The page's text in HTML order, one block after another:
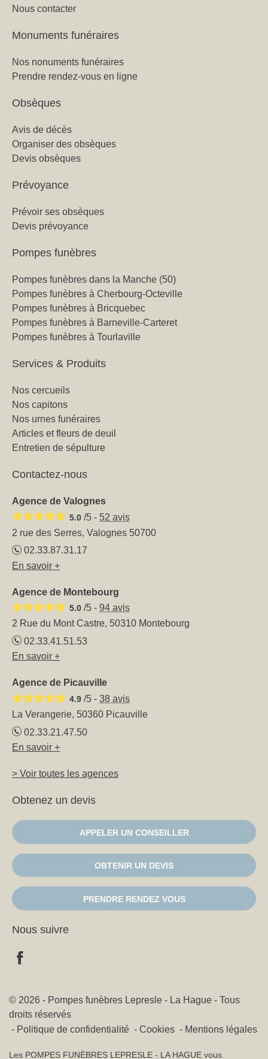
Nous contacter
Monuments funéraires
Nos nonuments funéraires
Prendre rendez-vous en ligne
Obsèques
Avis de décès
Organiser des obsèques
Devis obsèques
Prévoyance
Prévoir ses obsèques
Devis prévoyance
Pompes funèbres
Pompes funèbres dans la Manche (50)
Pompes funèbres à Cherbourg-Octeville
Pompes funèbres à Bricquebec
Pompes funèbres à Barneville-Carteret
Pompes funèbres à Tourlaville
Services & Produits
Nos cercueils
Nos capitons
Nos urnes funéraires
Articles et fleurs de deuil
Entretien de sépulture
Contactez-nous
Agence de Valognes
5.0 /5 - 52 avis
2 rue des Serres, Valognes 50700
02.33.87.31.17
En savoir +
Agence de Montebourg
5.0 /5 - 94 avis
2 Rue du Mont Castre, 50310 Montebourg
02.33.41.51.53
En savoir +
Agence de Picauville
4.9 /5 - 38 avis
La Verangerie, 50360 Picauville
02.33.21.47.50
En savoir +
> Voir toutes les agences
Obtenez un devis
APPELER UN CONSEILLER
OBTENIR UN DEVIS
PRENDRE RENDEZ VOUS
Nous suivre
© 2026 - Pompes funèbres Lepresle - La Hague - Tous
droits réservés
Politique de confidentialité
Cookies Mentions légales
Les POMPES FUNÈBRES LEPRESLE - LA HAGUE vous